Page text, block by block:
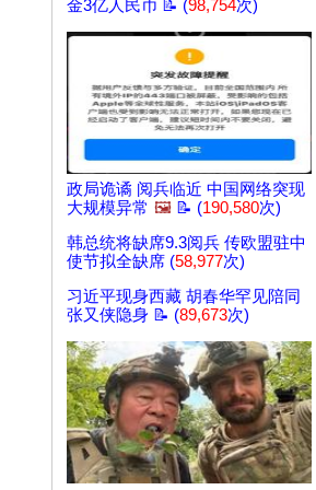
金3亿人民币 📝 (98,754次)
政局诡谲 阅兵临近 中国网络突现
大规模异常 🖼️ 📝 (190,580次)
韩总统将缺席9.3阅兵 传欧盟驻中
使节拟全缺席 (58,977次)
习近平现身西藏 胡春华罕见陪同
张又侠隐身 📝 (89,673次)